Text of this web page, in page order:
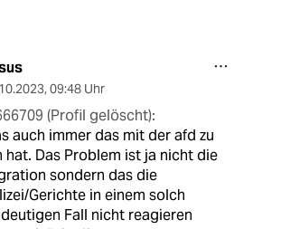
, 09:48 Uhr
(Profil gelöscht):
auch immer das mit der afd zu
hat. Das Problem ist ja nicht die
sondern das die
Gerichte in einem solch
Fall nicht reagieren